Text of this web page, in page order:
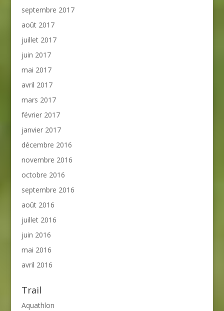
septembre 2017
août 2017
juillet 2017
juin 2017
mai 2017
avril 2017
mars 2017
février 2017
janvier 2017
décembre 2016
novembre 2016
octobre 2016
septembre 2016
août 2016
juillet 2016
juin 2016
mai 2016
avril 2016
Trail
Aquathlon